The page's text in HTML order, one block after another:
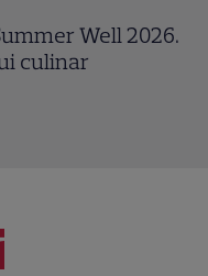
„La marginea lumii”.
Albora